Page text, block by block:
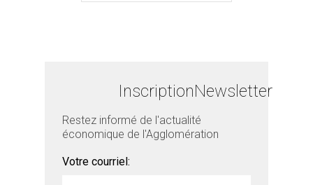
InscriptionNewsletter
Restez informé de l'actualité
économique de l'Agglomération
Votre courriel: